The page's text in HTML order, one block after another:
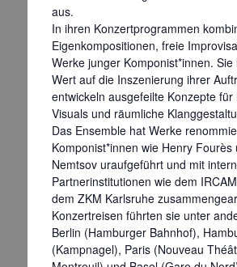
aus.
In ihren Konzertprogrammen
Eigenkompositionen, freie
Werke junger Komponist*innen.
Wert auf die Inszenierung ihrer
entwickeln ausgefeilte Konzepte für
Visuals und räumliche
Das Ensemble hat Werke
Komponist*innen wie Henry Fourès
Nemtsov uraufgeführt und mit
Partnerinstitutionen wie dem
dem ZKM Karlsruhe
Konzertreisen führten sie unter
Berlin (Hamburger Bahnhof),
(Kampnagel), Paris (Nouveau